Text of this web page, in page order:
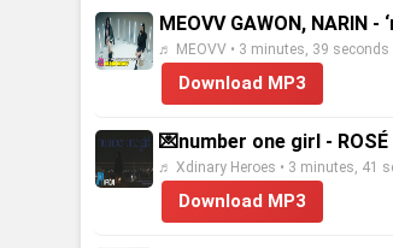
MEOVV GAWON, NARIN -
♬ MEOVV • 3 minutes, 39 seconds
Download MP3
💌number one girl -
♬ Xdinary Heroes • 3 minutes, 41
Download MP3